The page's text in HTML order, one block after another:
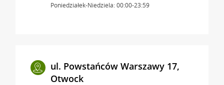
Poniedziałek-Niedziela: 00:00-23:59
ul. Powstańców Warszawy 17,
Otwock